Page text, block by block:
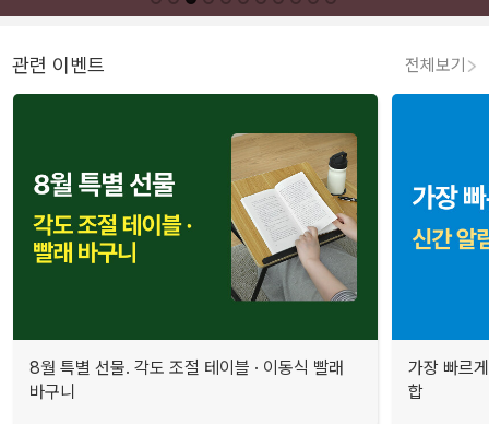
관련 이벤트 전체보기
8월 특별 선물. 각도 조절 테이블 · 이동식 빨래
바구니
가장 빠르
합